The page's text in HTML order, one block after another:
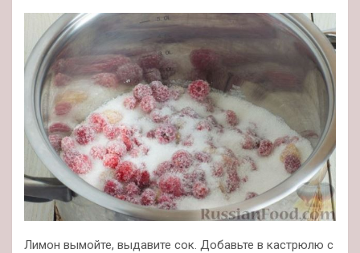
Лимон вымойте, выдавите сок. Добавьте в кастрюлю с